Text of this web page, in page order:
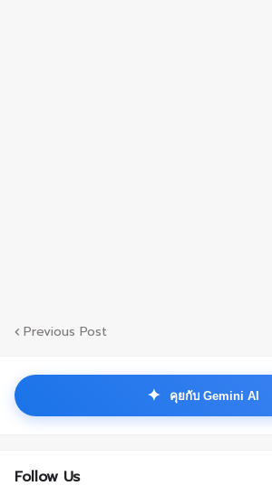
Previous Post
✦ คุยกับ Gemini AI
Follow Us